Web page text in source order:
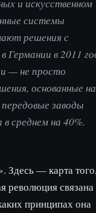
и искусственном
системы
решения с
Германии в 2011
— не просто
основанные на
заводы
среднем на 40%.
Здесь — карта
революция связана
принципах она